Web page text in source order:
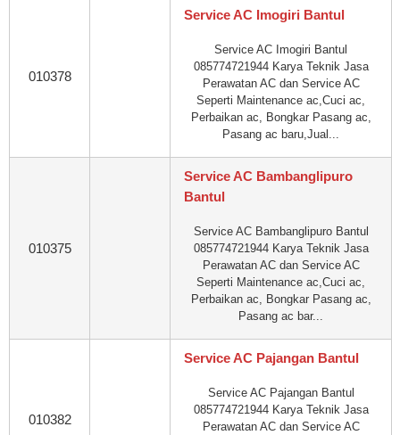
010378
Service AC Imogiri Bantul
Service AC Imogiri Bantul
085774721944 Karya Teknik Jasa
Perawatan AC dan Service AC
Seperti Maintenance ac,Cuci ac,
Perbaikan ac, Bongkar Pasang ac,
Pasang ac baru,Jual...
010375
Service AC Bambanglipuro
Bantul
Service AC Bambanglipuro Bantul
085774721944 Karya Teknik Jasa
Perawatan AC dan Service AC
Seperti Maintenance ac,Cuci ac,
Perbaikan ac, Bongkar Pasang ac,
Pasang ac bar...
010382
Service AC Pajangan Bantul
Service AC Pajangan Bantul
085774721944 Karya Teknik Jasa
Perawatan AC dan Service AC